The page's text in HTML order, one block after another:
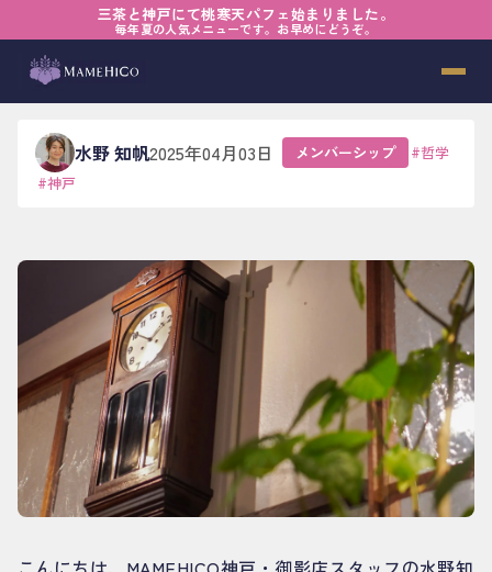
三茶と神戸にて桃寒天パフェ始まりました。
毎年夏の人気メニューです。お早めにどうぞ。
ブログ› メンバーシップ› 「べき乗則」が教えてくれたこと
「べき乗則」が教えてくれたこと
水野 知帆2025年04月03日 メンバーシップ #哲学
#神戸